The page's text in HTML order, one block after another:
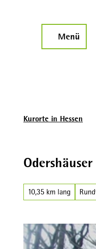
Menü
Kurorte in Hessen
10,35 km lang